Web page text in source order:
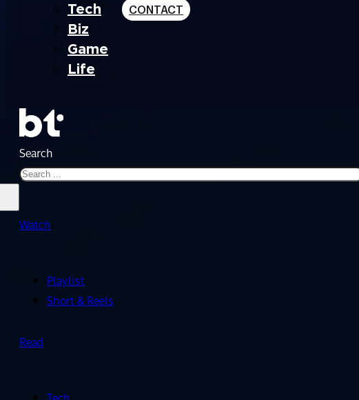
Tech
Biz
Game
Life
CONTACT
Search
Watch
Playlist
Short & Reels
Read